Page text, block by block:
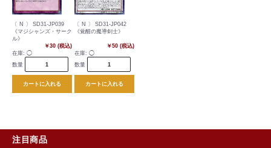
〔 N 〕 SD31-JP039
《マジシャンズ・サーク
ル》
￥30 (税込)
在庫: ◯
数量
カートに入れる
〔 N 〕 SD31-JP042
《覚醒の魔導剣士》
￥50 (税込)
在庫: ◯
数量
カートに入れる
注目商品